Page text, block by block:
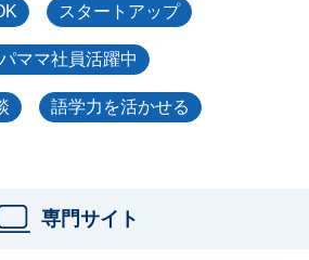
スタートアップ
ママ社員活躍中
語学力を活かせる
専門サイト